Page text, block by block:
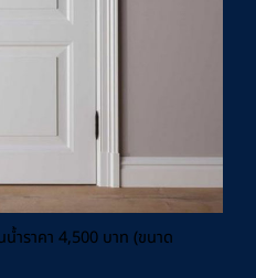
ำราคา 4,500 บาท (ขนาด